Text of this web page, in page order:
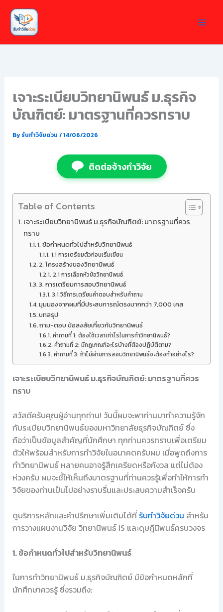
Skip
content
เจาะระเบียบวิทยานิพนธ์ ม.ธุรกิจ
บัณฑิตย์: มาตรฐานที่ควรทราบ
Byรับทำวิจัยด่วน /14/06/2026
ติดต่อจ้างทำวิจัย
Table of Contents
เจาะระเบียบวิทยานิพนธ์ ม.ธุรกิจบัณฑิตย์: มาตรฐานที่ควร
ทราบ
1. ข้อกำหนดทั่วไปสำหรับวิทยานิพนธ์
1.1 การเตรียมตัวก่อนเริ่มเขียน
2. โครงสร้างของวิทยานิพนธ์
2.1 การเลือกหัวข้อวิทยานิพนธ์
3. การเตรียมการสอบวิทยานิพนธ์
3.1 วิธีการเตรียมคำตอบสำหรับคำถาม
มุมมองจากผมที่มีประสบการณ์ตรงมากกว่า 7,000 เคส
บทสรุป
ถาม-ตอบ ข้อสงสัยเกี่ยวกับวิทยานิพนธ์
คำถามที่ 1: ต้องใช้เวลาเท่าไรในการทำวิทยานิพนธ์?
คำถามที่ 2: มีกฎเกณฑ์อะไรบ้างที่ต้องปฏิบัติตาม?
คำถามที่ 3: ถ้าไม่ผ่านการสอบวิทยานิพนธ์จะต้องทำอย่างไร?
เจาะระเบียบวิทยานิพนธ์ ม.ธุรกิจบัณฑิตย์: มาตรฐานที่ควร
ทราบ
สวัสดีครับคุณผู้อ่านทุกท่าน! วันนี้ผมจะพาท่านมาทำความรู้จัก
กับระเบียบวิทยานิพนธ์ของมหาวิทยาลัยธุรกิจบัณฑิตย์ ซึ่ง
ถือว่าเป็นข้อมูลสำคัญที่นักศึกษา ทุกท่านควรทราบเพื่อเตรียม
ตัวให้พร้อมสำหรับการทำวิจัยในอนาคตครับผม เมื่อพูดถึงการ
ทำวิทยานิพนธ์ หลายคนอาจรู้สึกเครียดหรือกังวล แต่ไม่ต้อง
ห่วงครับ ผมจะชี้ให้เห็นถึงมาตรฐานที่ท่านควรรู้เพื่อทำให้การทำ
วิจัยของท่านเป็นไปอย่างราบรื่นและประสบความสำเร็จครับ
ดูบริการหลักและคำปรึกษาเพิ่มเติมได้ที่ รับทำวิจัยด่วน สำหรับ
การวางแผนงานวิจัย วิทยานิพนธ์ IS และดุษฎีนิพนธ์ครบวงจร
1. ข้อกำหนดทั่วไปสำหรับวิทยานิพนธ์
ในการทำวิทยานิพนธ์ ม.ธุรกิจบัณฑิตย์ มีข้อกำหนดหลักที่
นักศึกษาควรรู้ ซึ่งรวมถึง: